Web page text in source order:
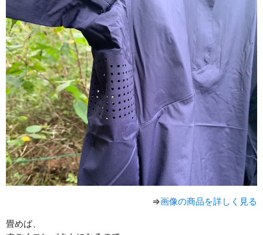
⇒画像の商品を詳しく見る
畳めば、